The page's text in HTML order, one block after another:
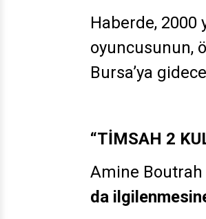
Haberde, 2000
oyuncusunun,
Bursa’ya
“TİMSAH 2
Amine Boutrah
da